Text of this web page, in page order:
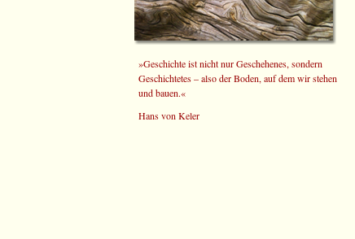
»Geschichte ist nicht nur Geschehenes, sondern
Geschichtetes – also der Boden, auf dem wir stehen
und bauen.«
Hans von Keler